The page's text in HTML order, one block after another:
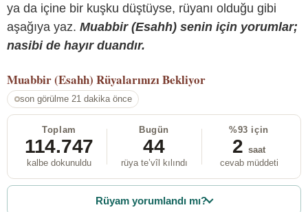
ya da içine bir kuşku düştüyse, rüyanı olduğu gibi
aşağıya yaz. Muabbir (Esahh) senin için yorumlar;
nasibi de hayır duandır.
Muabbir (Esahh) Rüyalarınızı Bekliyor
son görülme 21 dakika önce
Toplam
114.747
kalbe dokunuldu
Bugün
44
rüya te’vîl kılındı
%93 için
2 saat
cevab müddeti
Rüyam yorumlandı mı?